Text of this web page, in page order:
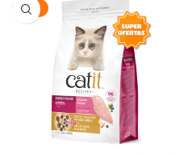
-32%